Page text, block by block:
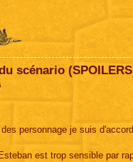
scénario
personnage je suis
est trop sensible par